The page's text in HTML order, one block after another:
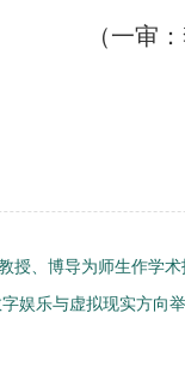
李桢 二
授、博导为师生作学术
娱乐与虚拟现实方向